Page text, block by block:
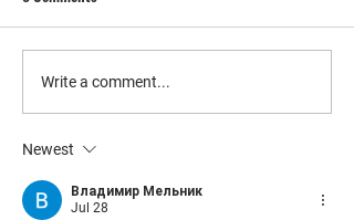
Write a comment...
Newest
Владимир Мельник
Jul 28